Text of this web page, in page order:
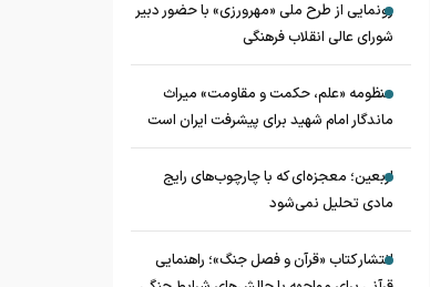
رونمایی از طرح ملی «مهرورزی» با حضور دبیر
شورای عالی انقلاب فرهنگی
منظومه «علم، حکمت و مقاومت» میراث
ماندگار امام شهید برای پیشرفت ایران است
اربعین؛ معجزه‌ای که با چارچوب‌های رایج
مادی تحلیل نمی‌شود
انتشار کتاب «قرآن و فصل جنگ»؛ راهنمایی